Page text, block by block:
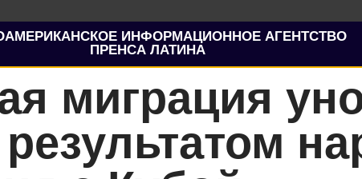
ИНФОРМАЦИОННОЕ АГЕНТСТВО
ПРЕНСА ЛАТИНА
миграция
результатом